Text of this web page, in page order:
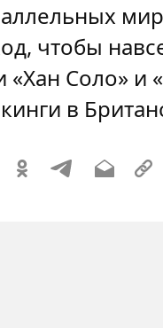
чтобы
«Хан Соло» и
в